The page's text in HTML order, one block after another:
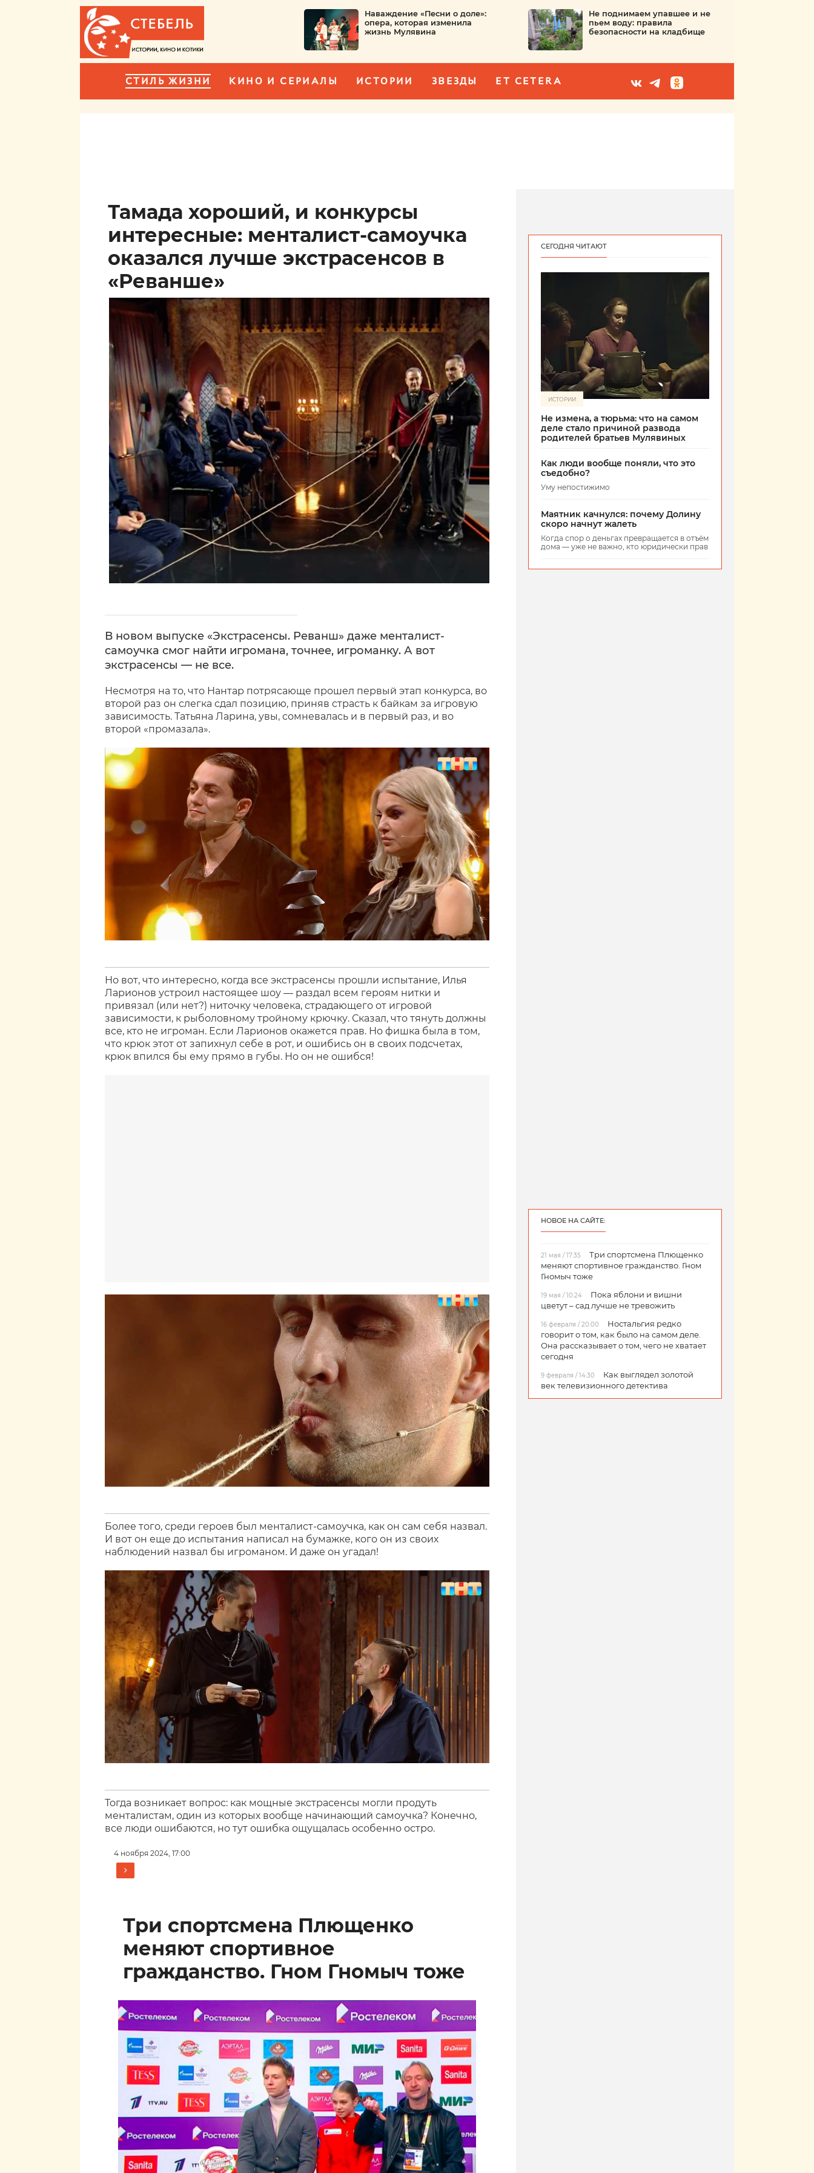
Наваждение «Песни о доле»:
опера, которая изменила
жизнь Мулявина
Не поднимаем упавшее и не
пьем воду: правила
безопасности на кладбище
СТИЛЬ ЖИЗНИ КИНО И СЕРИАЛЫ ИСТОРИИ ЗВЕЗДЫ ET CETERA
Тамада хороший, и конкурсы
интересные: менталист-самоучка
оказался лучше экстрасенсов в
«Реванше»
В новом выпуске «Экстрасенсы. Реванш» даже менталист-
самоучка смог найти игромана, точнее, игроманку. А вот
экстрасенсы — не все.
Несмотря на то, что Нантар потрясающе прошел первый этап конкурса, во
второй раз он слегка сдал позицию, приняв страсть к байкам за игровую
зависимость. Татьяна Ларина, увы, сомневалась и в первый раз, и во
второй «промазала».
Но вот, что интересно, когда все экстрасенсы прошли испытание, Илья
Ларионов устроил настоящее шоу — раздал всем героям нитки и
привязал (или нет?) ниточку человека, страдающего от игровой
зависимости, к рыболовному тройному крючку. Сказал, что тянуть должны
все, кто не игроман. Если Ларионов окажется прав. Но фишка была в том,
что крюк этот от запихнул себе в рот, и ошибись он в своих подсчетах,
крюк впился бы ему прямо в губы. Но он не ошибся!
Более того, среди героев был менталист-самоучка, как он сам себя назвал.
И вот он еще до испытания написал на бумажке, кого он из своих
наблюдений назвал бы игроманом. И даже он угадал!
Тогда возникает вопрос: как мощные экстрасенсы могли продуть
менталистам, один из которых вообще начинающий самоучка? Конечно,
все люди ошибаются, но тут ошибка ощущалась особенно остро.
4 ноября 2024, 17:00
Три спортсмена Плющенко
меняют спортивное
гражданство. Гном Гномыч тоже
СЕГОДНЯ ЧИТАЮТ
ИСТОРИИ
Не измена, а тюрьма: что на самом
деле стало причиной развода
родителей братьев Мулявиных
Как люди вообще поняли, что это
съедобно?
Уму непостижимо
Маятник качнулся: почему Долину
скоро начнут жалеть
Когда спор о деньгах превращается в отъём
дома — уже не важно, кто юридически прав
НОВОЕ НА САЙТЕ:
21 мая / 17:35
Три спортсмена Плющенко
меняют спортивное гражданство. Гном
Гномыч тоже
19 мая / 10:24
Пока яблони и вишни
цветут – сад лучше не тревожить
16 февраля / 20:00
Ностальгия редко
говорит о том, как было на самом деле.
Она рассказывает о том, чего не хватает
сегодня
9 февраля / 14:30
Как выглядел золотой
век телевизионного детектива